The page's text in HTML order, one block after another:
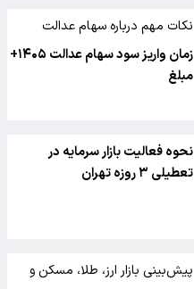
نکات مهم درباره سهام عدالت
زمان واریز سود سهام عدالت ۱۴۰۵+
مبلغ
نحوه فعالیت بازار سرمایه در
تعطیلی ۳ روزه تهران
پیش‌بینی بازار ارز، طلا، مسکن و